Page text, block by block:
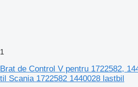
1
Brat de Control V pentru 1722582,
til Scania 1722582 1440028 lastbil